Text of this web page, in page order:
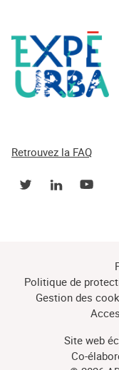
Retrouvez la FAQ
Politique de
Gestion des
Site web
Co-